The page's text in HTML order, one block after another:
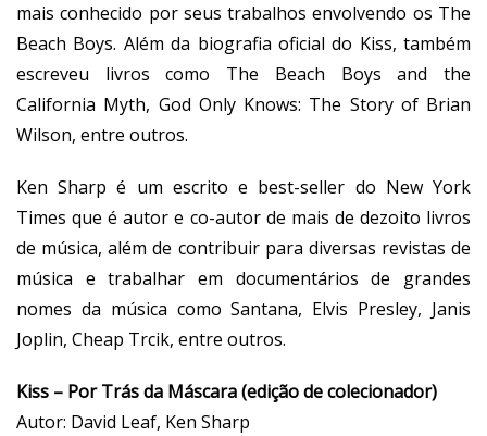
mais conhecido por seus trabalhos envolvendo os The
Beach Boys. Além da biografia oficial do Kiss, também
escreveu livros como The Beach Boys and the
California Myth, God Only Knows: The Story of Brian
Wilson, entre outros.
Ken Sharp é um escrito e best-seller do New York
Times que é autor e co-autor de mais de dezoito livros
de música, além de contribuir para diversas revistas de
música e trabalhar em documentários de grandes
nomes da música como Santana, Elvis Presley, Janis
Joplin, Cheap Trcik, entre outros.
Kiss – Por Trás da Máscara (edição de colecionador)
Autor: David Leaf, Ken Sharp